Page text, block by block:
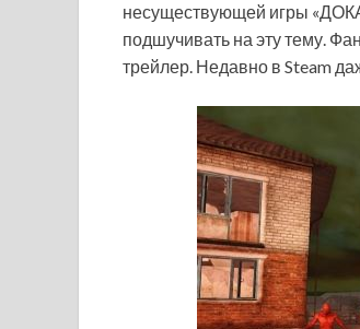
несуществующей игры
подшучивать на эту тему.
трейлер. Недавно в Steam